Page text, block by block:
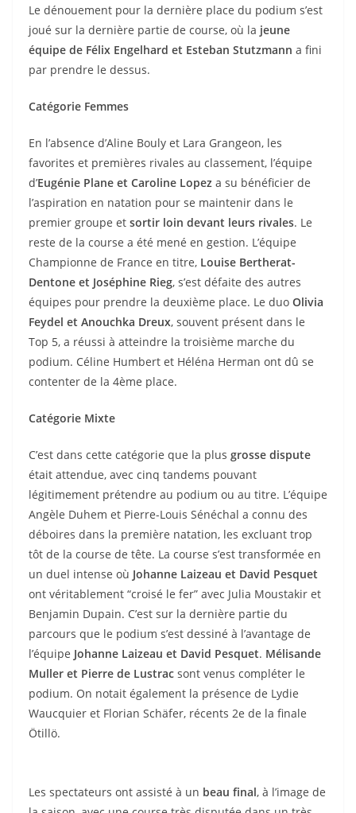
Le dénouement pour la dernière place du podium s’est
joué sur la dernière partie de course, où la jeune
équipe de Félix Engelhard et Esteban Stutzmann a fini
par prendre le dessus.
Catégorie Femmes
En l’absence d’Aline Bouly et Lara Grangeon, les
favorites et premières rivales au classement, l’équipe
d’Eugénie Plane et Caroline Lopez a su bénéficier de
l’aspiration en natation pour se maintenir dans le
premier groupe et sortir loin devant leurs rivales. Le
reste de la course a été mené en gestion. L’équipe
Championne de France en titre, Louise Bertherat-
Dentone et Joséphine Rieg, s’est défaite des autres
équipes pour prendre la deuxième place. Le duo Olivia
Feydel et Anouchka Dreux, souvent présent dans le
Top 5, a réussi à atteindre la troisième marche du
podium. Céline Humbert et Héléna Herman ont dû se
contenter de la 4ème place.
Catégorie Mixte
C’est dans cette catégorie que la plus grosse dispute
était attendue, avec cinq tandems pouvant
légitimement prétendre au podium ou au titre. L’équipe
Angèle Duhem et Pierre-Louis Sénéchal a connu des
déboires dans la première natation, les excluant trop
tôt de la course de tête. La course s’est transformée en
un duel intense où Johanne Laizeau et David Pesquet
ont véritablement “croisé le fer” avec Julia Moustakir et
Benjamin Dupain. C’est sur la dernière partie du
parcours que le podium s’est dessiné à l’avantage de
l’équipe Johanne Laizeau et David Pesquet. Mélisande
Muller et Pierre de Lustrac sont venus compléter le
podium. On notait également la présence de Lydie
Waucquier et Florian Schäfer, récents 2e de la finale
Ötillö.
Les spectateurs ont assisté à un beau final, à l’image de